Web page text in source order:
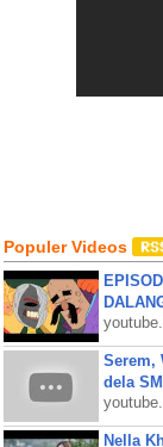
Populer Videos
Serem,
dela
Nella